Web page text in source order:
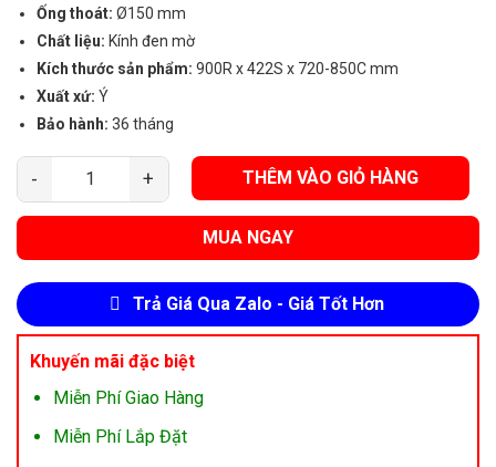
Ống thoát: Ø150 mm
Chất liệu: Kính đen mờ
Kích thước sản phẩm: 900R x 422S x 720-850C mm
Xuất xứ: Ý
Bảo hành: 36 tháng
Máy Hút Mùi Malloca Vita V4 (Kính Vát | Áp Tường) số lượng
THÊM VÀO GIỎ HÀNG
MUA NGAY
Trả Giá Qua Zalo - Giá Tốt Hơn
Khuyến mãi đặc biệt
Miễn Phí Giao Hàng
Miễn Phí Lắp Đặt